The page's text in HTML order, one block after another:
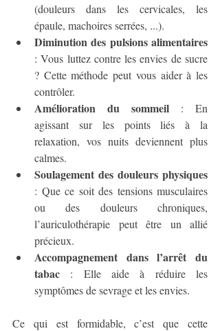
(douleurs dans les cervicales, les
épaule, machoires serrées, ...).
Diminution des pulsions alimentaires
: Vous luttez contre les envies de sucre
? Cette méthode peut vous aider à les
contrôler.
Amélioration du sommeil : En
agissant sur les points liés à la
relaxation, vos nuits deviennent plus
calmes.
Soulagement des douleurs physiques
: Que ce soit des tensions musculaires
ou des douleurs chroniques,
l’auriculothérapie peut être un allié
précieux.
Accompagnement dans l’arrêt du
tabac : Elle aide à réduire les
symptômes de sevrage et les envies.
Ce qui est formidable, c’est que cette